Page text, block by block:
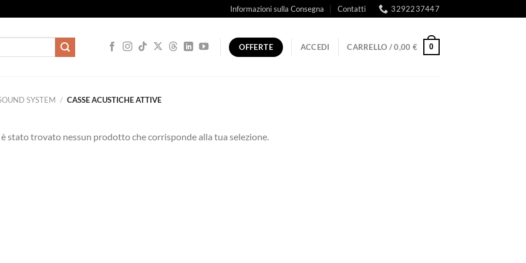
Informazioni sulla Consegna Contatti 3292237447
OFFERTE ACCEDI CARRELLO /0,00 € 0
SYSTEM / CASSE ACUSTICHE ATTIVE
stato trovato nessun prodotto che corrisponde alla tua selezione.